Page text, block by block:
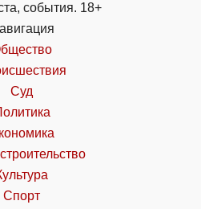
события. 18+
Суд
Спорт